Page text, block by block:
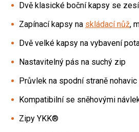
Dvě klasické boční kapsy se
Zapínací kapsy na skládací nůž,
Dvě velké kapsy na vybavení
Nastavitelný pás na suchý zip
Průvlek na spodní straně
Kompatibilní se sněhovými
Zipy YKK®